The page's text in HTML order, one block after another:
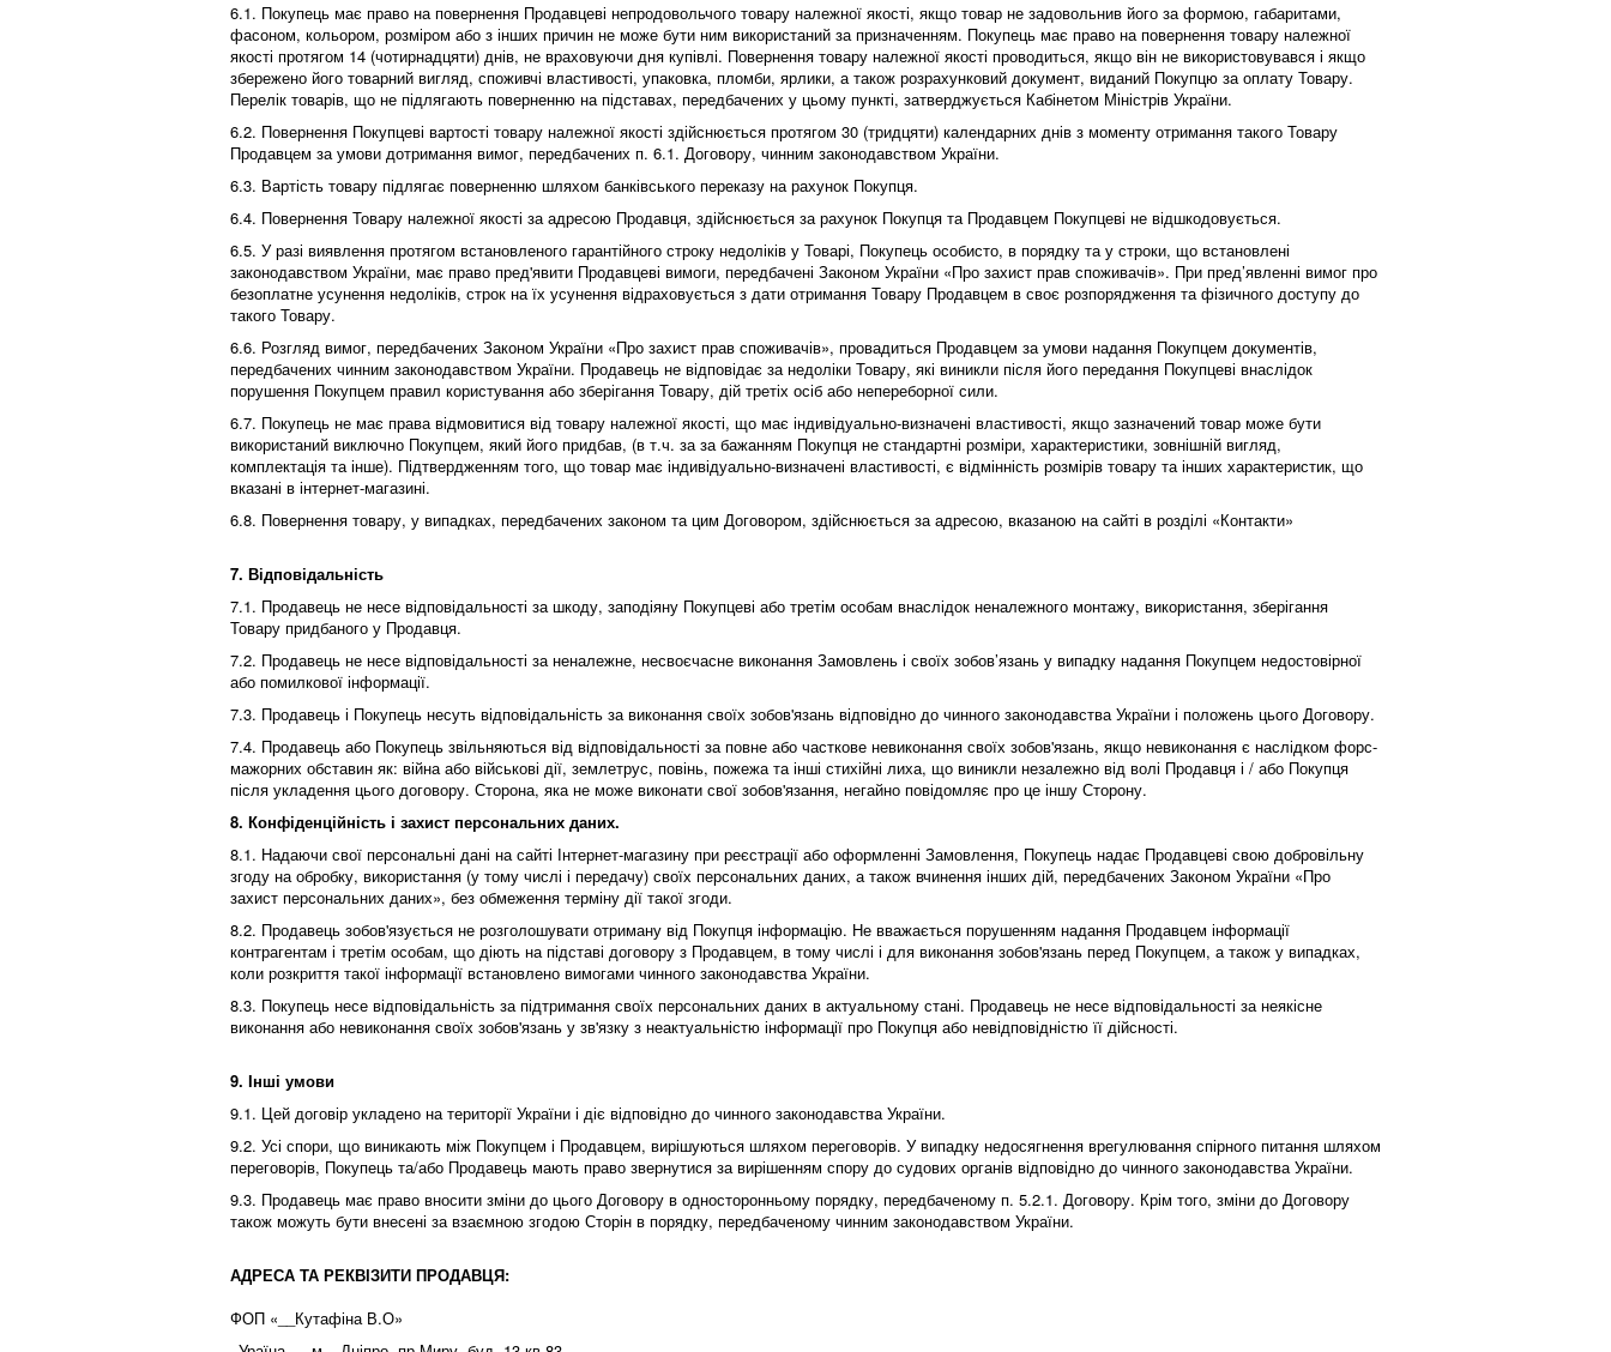
6.1. Покупець має право на повернення Продавцеві непродовольчого товару належної якості, якщо товар не задовольнив його за формою, габаритами,
фасоном, кольором, розміром або з інших причин не може бути ним використаний за призначенням. Покупець має право на повернення товару належної
якості протягом 14 (чотирнадцяти) днів, не враховуючи дня купівлі. Повернення товару належної якості проводиться, якщо він не використовувався і якщо
збережено його товарний вигляд, споживчі властивості, упаковка, пломби, ярлики, а також розрахунковий документ, виданий Покупцю за оплату Товару.
Перелік товарів, що не підлягають поверненню на підставах, передбачених у цьому пункті, затверджується Кабінетом Міністрів України.
6.2. Повернення Покупцеві вартості товару належної якості здійснюється протягом 30 (тридцяти) календарних днів з моменту отримання такого Товару
Продавцем за умови дотримання вимог, передбачених п. 6.1. Договору, чинним законодавством України.
6.3. Вартість товару підлягає поверненню шляхом банківського переказу на рахунок Покупця.
6.4. Повернення Товару належної якості за адресою Продавця, здійснюється за рахунок Покупця та Продавцем Покупцеві не відшкодовується.
6.5. У разі виявлення протягом встановленого гарантійного строку недоліків у Товарі, Покупець особисто, в порядку та у строки, що встановлені
законодавством України, має право пред'явити Продавцеві вимоги, передбачені Законом України «Про захист прав споживачів». При пред’явленні вимог про
безоплатне усунення недоліків, строк на їх усунення відраховується з дати отримання Товару Продавцем в своє розпорядження та фізичного доступу до
такого Товару.
6.6. Розгляд вимог, передбачених Законом України «Про захист прав споживачів», провадиться Продавцем за умови надання Покупцем документів,
передбачених чинним законодавством України. Продавець не відповідає за недоліки Товару, які виникли після його передання Покупцеві внаслідок
порушення Покупцем правил користування або зберігання Товару, дій третіх осіб або непереборної сили.
6.7. Покупець не має права відмовитися від товару належної якості, що має індивідуально-визначені властивості, якщо зазначений товар може бути
використаний виключно Покупцем, який його придбав, (в т.ч. за за бажанням Покупця не стандартні розміри, характеристики, зовнішній вигляд,
комплектація та інше). Підтвердженням того, що товар має індивідуально-визначені властивості, є відмінність розмірів товару та інших характеристик, що
вказані в інтернет-магазині.
6.8. Повернення товару, у випадках, передбачених законом та цим Договором, здійснюється за адресою, вказаною на сайті в розділі «Контакти»
7. Відповідальність
7.1. Продавець не несе відповідальності за шкоду, заподіяну Покупцеві або третім особам внаслідок неналежного монтажу, використання, зберігання
Товару придбаного у Продавця.
7.2. Продавець не несе відповідальності за неналежне, несвоєчасне виконання Замовлень і своїх зобов’язань у випадку надання Покупцем недостовірної
або помилкової інформації.
7.3. Продавець і Покупець несуть відповідальність за виконання своїх зобов'язань відповідно до чинного законодавства України і положень цього Договору.
7.4. Продавець або Покупець звільняються від відповідальності за повне або часткове невиконання своїх зобов'язань, якщо невиконання є наслідком форс-
мажорних обставин як: війна або військові дії, землетрус, повінь, пожежа та інші стихійні лиха, що виникли незалежно від волі Продавця і / або Покупця
після укладення цього договору. Сторона, яка не може виконати свої зобов'язання, негайно повідомляє про це іншу Сторону.
8. Конфіденційність і захист персональних даних.
8.1. Надаючи свої персональні дані на сайті Інтернет-магазину при реєстрації або оформленні Замовлення, Покупець надає Продавцеві свою добровільну
згоду на обробку, використання (у тому числі і передачу) своїх персональних даних, а також вчинення інших дій, передбачених Законом України «Про
захист персональних даних», без обмеження терміну дії такої згоди.
8.2. Продавець зобов'язується не розголошувати отриману від Покупця інформацію. Не вважається порушенням надання Продавцем інформації
контрагентам і третім особам, що діють на підставі договору з Продавцем, в тому числі і для виконання зобов'язань перед Покупцем, а також у випадках,
коли розкриття такої інформації встановлено вимогами чинного законодавства України.
8.3. Покупець несе відповідальність за підтримання своїх персональних даних в актуальному стані. Продавець не несе відповідальності за неякісне
виконання або невиконання своїх зобов'язань у зв'язку з неактуальністю інформації про Покупця або невідповідністю її дійсності.
9. Інші умови
9.1. Цей договір укладено на території України і діє відповідно до чинного законодавства України.
9.2. Усі спори, що виникають між Покупцем і Продавцем, вирішуються шляхом переговорів. У випадку недосягнення врегулювання спірного питання шляхом
переговорів, Покупець та/або Продавець мають право звернутися за вирішенням спору до судових органів відповідно до чинного законодавства України.
9.3. Продавець має право вносити зміни до цього Договору в односторонньому порядку, передбаченому п. 5.2.1. Договору. Крім того, зміни до Договору
також можуть бути внесені за взаємною згодою Сторін в порядку, передбаченому чинним законодавством України.
АДРЕСА ТА РЕКВІЗИТИ ПРОДАВЦЯ:
ФОП «__Кутафіна В.О»